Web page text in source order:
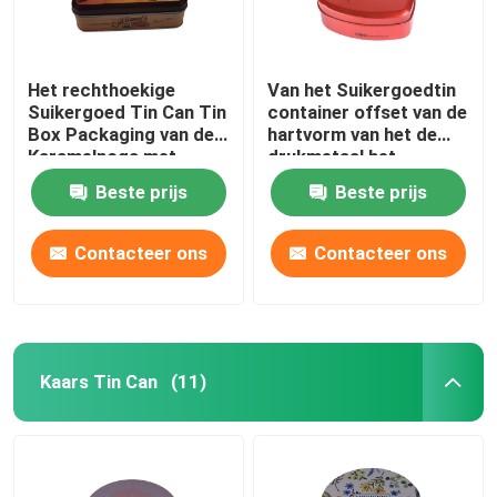
Het rechthoekige
Suikergoed Tin Can Tin
Box Packaging van de
Karamelnoga met
Scharnierend Deksel
Beste prijs
Contacteer ons
Van het Suikergoedtin
container offset van de
hartvorm van het de
drukmetaal het
suikergoedtin met
Deksel Beste prijs
Contacteer ons
Kaars Tin Can (11)